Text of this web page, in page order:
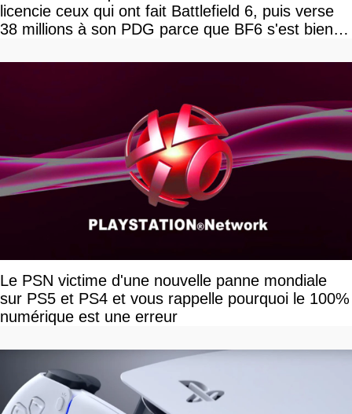
licencie ceux qui ont fait Battlefield 6, puis verse
38 millions à son PDG parce que BF6 s'est bien
Le PSN victime d'une nouvelle panne mondiale
sur PS5 et PS4 et vous rappelle pourquoi le 100%
numérique est une erreur